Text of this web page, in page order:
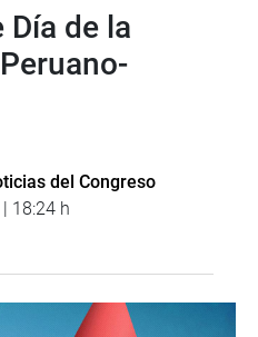
Día de la
del Congreso
18:24 h